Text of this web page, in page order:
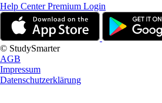
Help CenterPremium Login
© StudySmarter
AGB
Impressum
Datenschutzerklärung